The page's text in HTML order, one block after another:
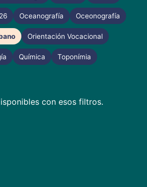
Oceanografía Oceonografía
Orientación Vocacional
Química Toponímia
con esos filtros.